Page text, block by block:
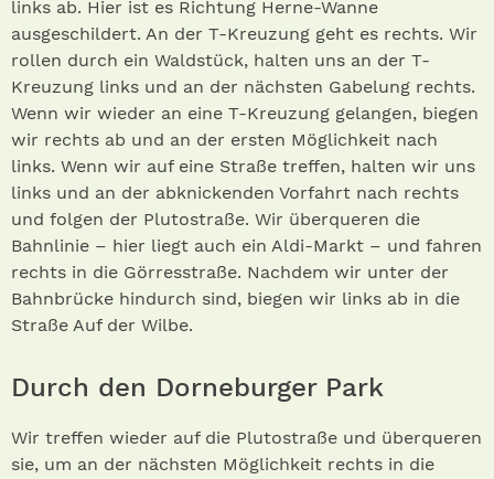
links ab. Hier ist es Richtung Herne-Wanne
ausgeschildert. An der T-Kreuzung geht es rechts. Wir
rollen durch ein Waldstück, halten uns an der T-
Kreuzung links und an der nächsten Gabelung rechts.
Wenn wir wieder an eine T-Kreuzung gelangen, biegen
wir rechts ab und an der ersten Möglichkeit nach
links. Wenn wir auf eine Straße treffen, halten wir uns
links und an der abknickenden Vorfahrt nach rechts
und folgen der Plutostraße. Wir überqueren die
Bahnlinie – hier liegt auch ein Aldi-Markt – und fahren
rechts in die Görresstraße. Nachdem wir unter der
Bahnbrücke hindurch sind, biegen wir links ab in die
Straße Auf der Wilbe.
Durch den Dorneburger Park
Wir treffen wieder auf die Plutostraße und überqueren
sie, um an der nächsten Möglichkeit rechts in die